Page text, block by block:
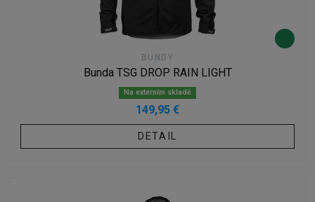
BUNDY
Bunda TSG DROP RAIN LIGHT
Na externím skladě
149,95 €
DETAIL